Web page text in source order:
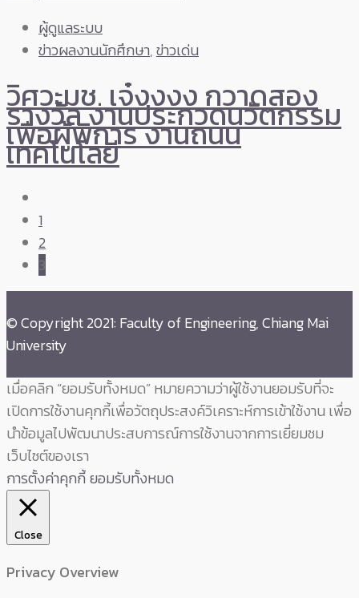
ผู้ดูแลระบบ
ข่าวผลงานนักศึกษา,ข่าวเด่น
วิศวะมช. เจ๋งงงง กวาดสอง
รางวัล งานประกวดนวัตกรรม
เพื่อผู้พิการ งานถนน
เทคโนโลยี
1
2
3
© Copyright 2021: Faculty of Engineering, Chiang Mai
University
เมื่อคลิก “ยอมรับทั้งหมด” หมายความว่าผู้ใช้งานยอมรับที่จะ
เปิดการใช้งานคุกกี้เพื่อวัตถุประสงค์วิเคราะห์การเข้าใช้งาน เพื่อ
นำข้อมูลไปพัฒนาประสบการณ์การใช้งานจากการเยี่ยมชม
เว็บไซต์ของเรา
การตั้งค่าคุกกี้ยอมรับทั้งหมด
Close
Privacy Overview